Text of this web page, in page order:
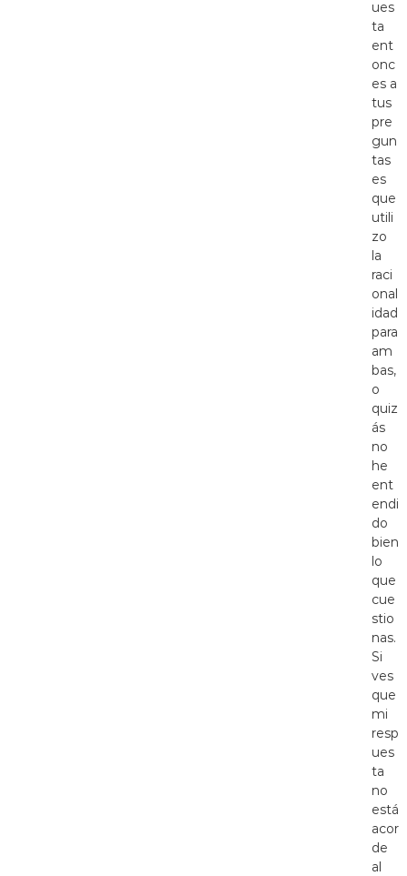
ues
ta
ent
onc
es a
tus
pre
gun
tas
es
que
utili
zo
la
raci
onal
idad
para
am
bas,
o
quiz
ás
no
he
ent
endi
do
bien
lo
que
cue
stio
nas.
Si
ves
que
mi
resp
ues
ta
no
está
acor
de
al